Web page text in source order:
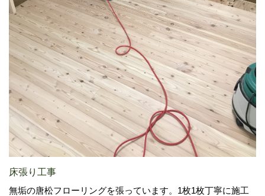
床張り工事
無垢の唐松フローリングを張っています。1枚1枚丁寧に施工